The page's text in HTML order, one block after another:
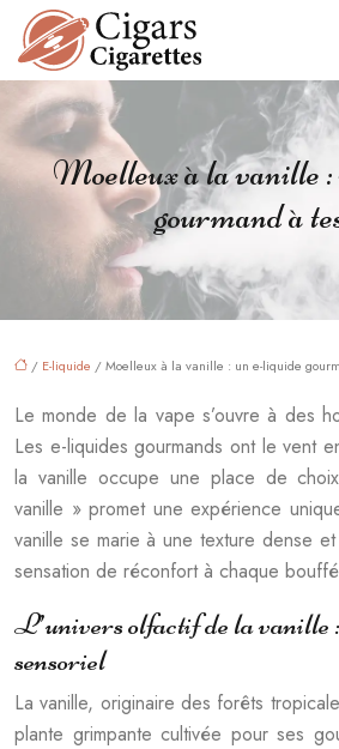
Moelleux à la vanille :
gourmand à
/ E-liquide / Moelleux à la vanille : un e-liquide
Le monde de la vape s’ouvre à des
Les e-liquides gourmands ont le vent
la vanille occupe une place de
vanille » promet une expérience
vanille se marie à une texture dense
sensation de réconfort à chaque
L’univers olfactif de la vanille
sensoriel
La vanille, originaire des forêts
plante grimpante cultivée pour ses